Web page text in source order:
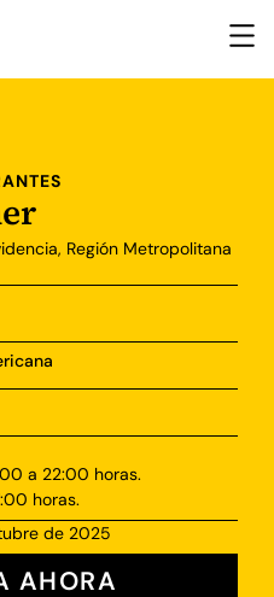
Región Metropolitana
a 22:00 horas.
horas.
de 2025
AHORA